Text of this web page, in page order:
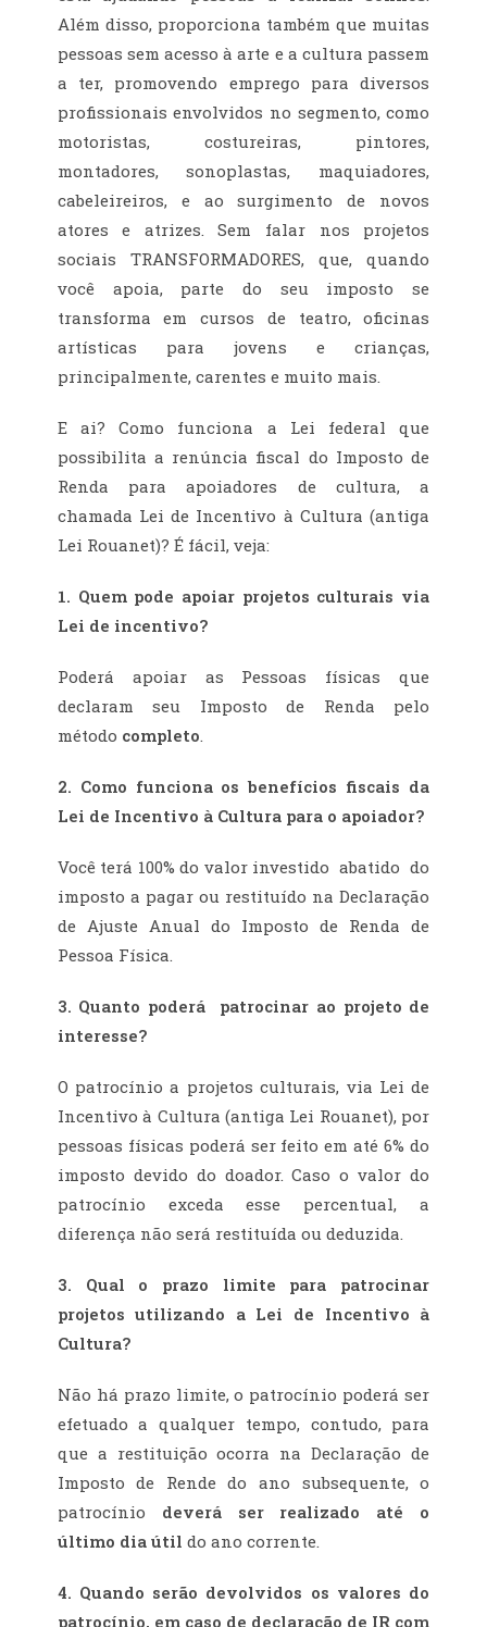
Além disso, proporciona também que muitas
pessoas sem acesso à arte e a cultura passem
a ter, promovendo emprego para diversos
profissionais envolvidos no segmento, como
motoristas, costureiras, pintores,
montadores, sonoplastas, maquiadores,
cabeleireiros, e ao surgimento de novos
atores e atrizes. Sem falar nos projetos
sociais TRANSFORMADORES, que, quando
você apoia, parte do seu imposto se
transforma em cursos de teatro, oficinas
artísticas para jovens e crianças,
principalmente, carentes e muito mais.
E ai? Como funciona a Lei federal que
possibilita a renúncia fiscal do Imposto de
Renda para apoiadores de cultura, a
chamada Lei de Incentivo à Cultura (antiga
Lei Rouanet)? É fácil, veja:
1. Quem pode apoiar projetos culturais via
Lei de incentivo?
Poderá apoiar as Pessoas físicas que
declaram seu Imposto de Renda pelo
método completo.
2. Como funciona os benefícios fiscais da
Lei de Incentivo à Cultura para o apoiador?
Você terá 100% do valor investido abatido do
imposto a pagar ou restituído na Declaração
de Ajuste Anual do Imposto de Renda de
Pessoa Física.
3. Quanto poderá patrocinar ao projeto de
interesse?
O patrocínio a projetos culturais, via Lei de
Incentivo à Cultura (antiga Lei Rouanet), por
pessoas físicas poderá ser feito em até 6% do
imposto devido do doador. Caso o valor do
patrocínio exceda esse percentual, a
diferença não será restituída ou deduzida.
3. Qual o prazo limite para patrocinar
projetos utilizando a Lei de Incentivo à
Cultura?
Não há prazo limite, o patrocínio poderá ser
efetuado a qualquer tempo, contudo, para
que a restituição ocorra na Declaração de
Imposto de Rende do ano subsequente, o
patrocínio deverá ser realizado até o
último dia útil do ano corrente.
4. Quando serão devolvidos os valores do
patrocínio, em caso de declaração de IR com